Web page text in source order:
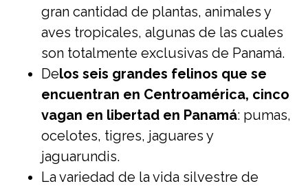
gran cantidad de plantas, animales y
aves tropicales, algunas de las cuales
son totalmente exclusivas de Panamá.
Delos seis grandes felinos que se
encuentran en Centroamérica, cinco
vagan en libertad en Panamá: pumas,
ocelotes, tigres, jaguares y
jaguarundis.
La variedad de la vida silvestre de